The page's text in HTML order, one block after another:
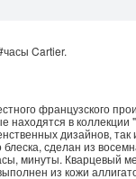
Cartier.
французского
находятся в коллекции
дизайнов, так
сделан из
минуты. Кварцевый
из кожи